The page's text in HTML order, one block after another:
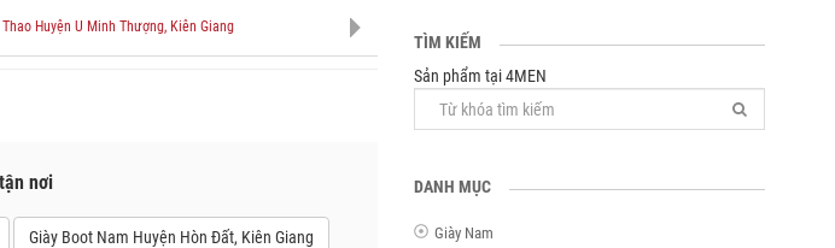
Huyện U Minh Thượng, Kiên Giang
nơi
Giày Boot Nam Huyện Hòn Đất, Kiên Giang
TÌM KIẾM
Sản phẩm tại 4MEN
DANH MỤC
Giày Nam